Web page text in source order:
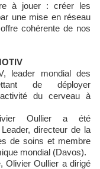
à jouer : créer les
une mise en réseau
cohérente de nos
leader mondial des
de déployer
du cerveau à
Oullier a été
directeur de la
de soins et membre
mondial (Davos).
Olivier Oullier a dirigé